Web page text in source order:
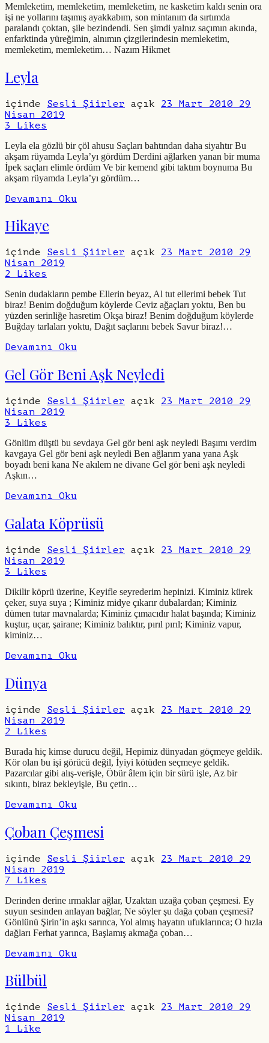
Memleketim, memleketim, memleketim, ne kasketim kaldı senin ora
işi ne yollarını taşımış ayakkabım, son mintanım da sırtımda
paralandı çoktan, şile bezindendi. Sen şimdi yalnız saçımın akında,
enfarktinda yüreğimin, alnımın çizgilerindesin memleketim,
memleketim, memleketim… Nazım Hikmet
Leyla
içinde Sesli Şiirler açık 23 Mart 2010 29
Nisan 2019
3
Likes
Leyla ela gözlü bir çöl ahusu Saçları bahtından daha siyahtır Bu
akşam rüyamda Leyla’yı gördüm Derdini ağlarken yanan bir muma
İpek saçları elimle ördüm Ve bir kemend gibi taktım boynuma Bu
akşam rüyamda Leyla’yı gördüm…
Devamını Oku
Hikaye
içinde Sesli Şiirler açık 23 Mart 2010 29
Nisan 2019
2
Likes
Senin dudakların pembe Ellerin beyaz, Al tut ellerimi bebek Tut
biraz! Benim doğduğum köylerde Ceviz ağaçları yoktu, Ben bu
yüzden serinliğe hasretim Okşa biraz! Benim doğduğum köylerde
Buğday tarlaları yoktu, Dağıt saçlarını bebek Savur biraz!…
Devamını Oku
Gel Gör Beni Aşk Neyledi
içinde Sesli Şiirler açık 23 Mart 2010 29
Nisan 2019
3
Likes
Gönlüm düştü bu sevdaya Gel gör beni aşk neyledi Başımı verdim
kavgaya Gel gör beni aşk neyledi Ben ağlarım yana yana Aşk
boyadı beni kana Ne akılem ne divane Gel gör beni aşk neyledi
Aşkın…
Devamını Oku
Galata Köprüsü
içinde Sesli Şiirler açık 23 Mart 2010 29
Nisan 2019
3
Likes
Dikilir köprü üzerine, Keyifle seyrederim hepinizi. Kiminiz kürek
çeker, suya suya ; Kiminiz midye çıkarır dubalardan; Kiminiz
dümen tutar mavnalarda; Kiminiz çımacıdır halat başında; Kiminiz
kuştur, uçar, şairane; Kiminiz balıktır, pırıl pırıl; Kiminiz vapur,
kiminiz…
Devamını Oku
Dünya
içinde Sesli Şiirler açık 23 Mart 2010 29
Nisan 2019
2
Likes
Burada hiç kimse durucu değil, Hepimiz dünyadan göçmeye geldik.
Kör olan bu işi görücü değil, İyiyi kötüden seçmeye geldik.
Pazarcılar gibi alış-verişle, Öbür âlem için bir sürü işle, Az bir
sıkıntı, biraz bekleyişle, Bu çetin…
Devamını Oku
Çoban Çeşmesi
içinde Sesli Şiirler açık 23 Mart 2010 29
Nisan 2019
7
Likes
Derinden derine ırmaklar ağlar, Uzaktan uzağa çoban çeşmesi. Ey
suyun sesinden anlayan bağlar, Ne söyler şu dağa çoban çeşmesi?
Gönlünü Şirin’in aşkı sarınca, Yol almış hayatın ufuklarınca; O hızla
dağları Ferhat yarınca, Başlamış akmağa çoban…
Devamını Oku
Bülbül
içinde Sesli Şiirler açık 23 Mart 2010 29
Nisan 2019
1
Like